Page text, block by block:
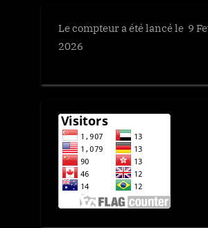
Le compteur a été lancé le 9
2026